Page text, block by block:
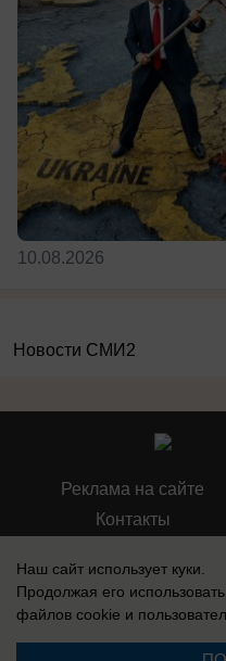
10.08.2026
Новости СМИ2
Реклама на сайте
Контакты
службой по надзору в сфере
Наш сайт использует куки.
Продолжая его
файлов cookie и